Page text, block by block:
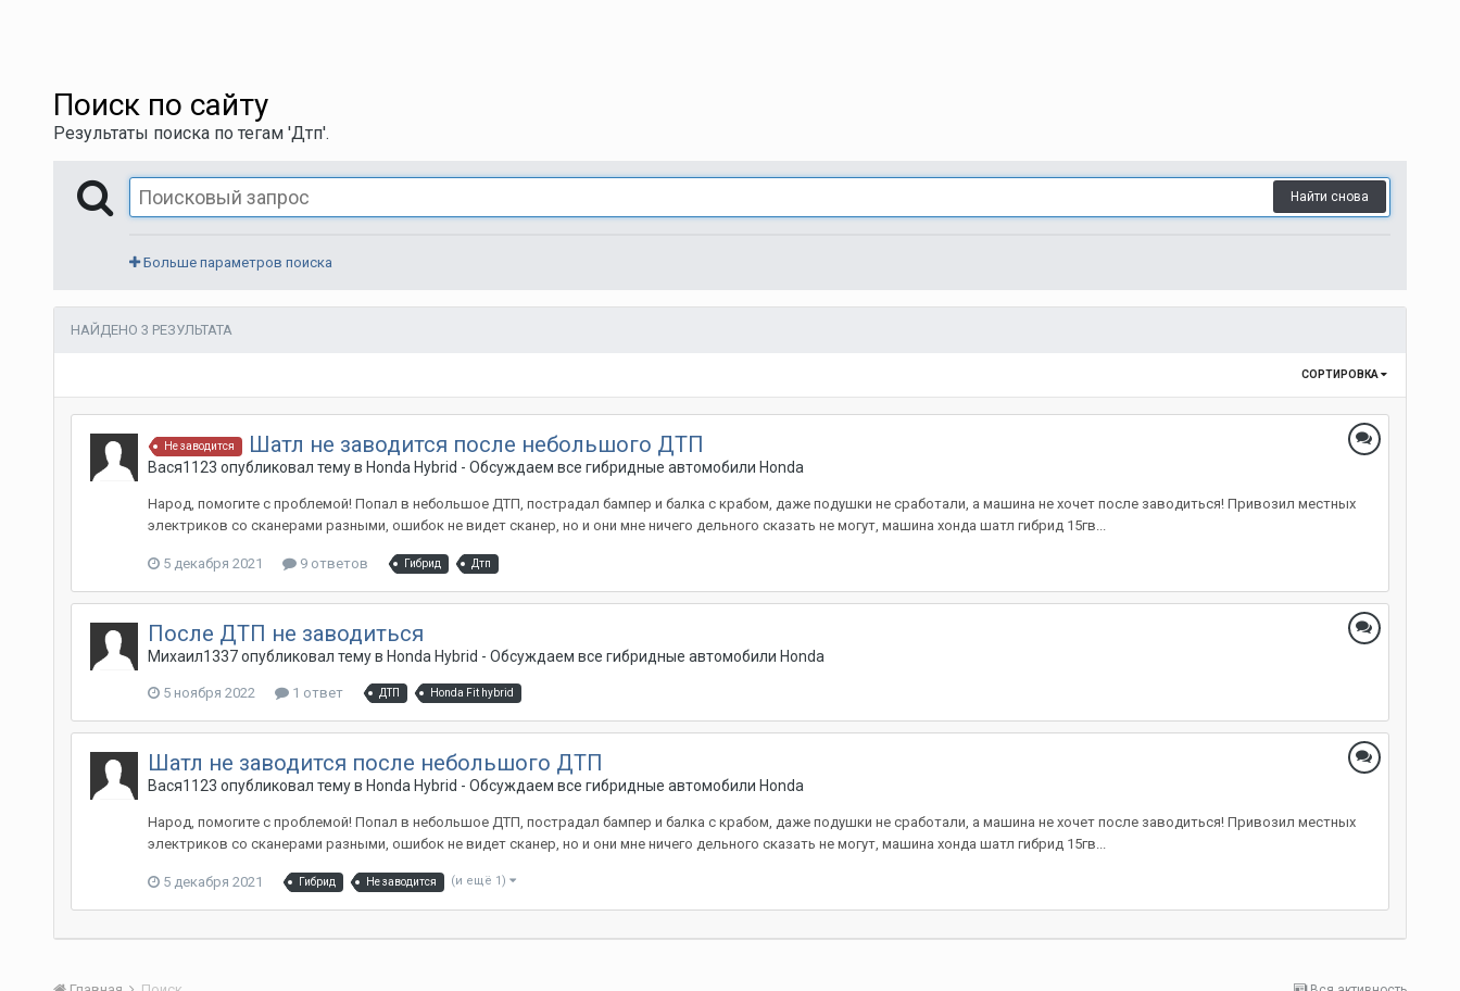
Поиск по сайту
Результаты поиска по тегам 'Дтп'.
Найти снова
Больше параметров поиска
НАЙДЕНО 3 РЕЗУЛЬТАТА
СОРТИРОВКА
Не заводится Шатл не заводится после небольшого ДТП
Вася1123 опубликовал тему в Honda Hybrid - Обсуждаем все гибридные автомобили Honda
Народ, помогите с проблемой! Попал в небольшое ДТП, пострадал бампер и балка с крабом, даже подушки не сработали, а машина не хочет после заводиться! Привозил местных
электриков со сканерами разными, ошибок не видет сканер, но и они мне ничего дельного сказать не могут, машина хонда шатл гибрид 15гв...
5 декабря 2021 9 ответов Гибрид Дтп
После ДТП не заводиться
Михаил1337опубликовал тему в Honda Hybrid - Обсуждаем все гибридные автомобили Honda
5 ноября 2022 1 ответ ДТП Honda Fit hybrid
Шатл не заводится после небольшого ДТП
Вася1123 опубликовал тему в Honda Hybrid - Обсуждаем все гибридные автомобили Honda
Народ, помогите с проблемой! Попал в небольшое ДТП, пострадал бампер и балка с крабом, даже подушки не сработали, а машина не хочет после заводиться! Привозил местных
электриков со сканерами разными, ошибок не видет сканер, но и они мне ничего дельного сказать не могут, машина хонда шатл гибрид 15гв...
5 декабря 2021 Гибрид Не заводится (и ещё 1)